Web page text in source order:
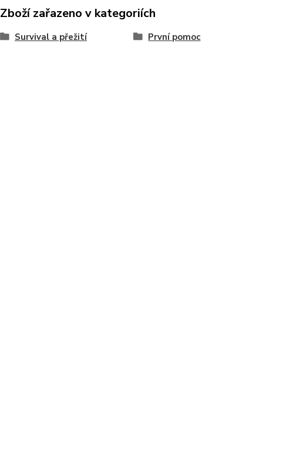
Zboží zařazeno v kategoriích
Survival a přežití První pomoc